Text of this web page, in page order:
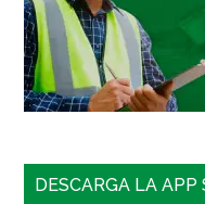
DESCARGA LA APP